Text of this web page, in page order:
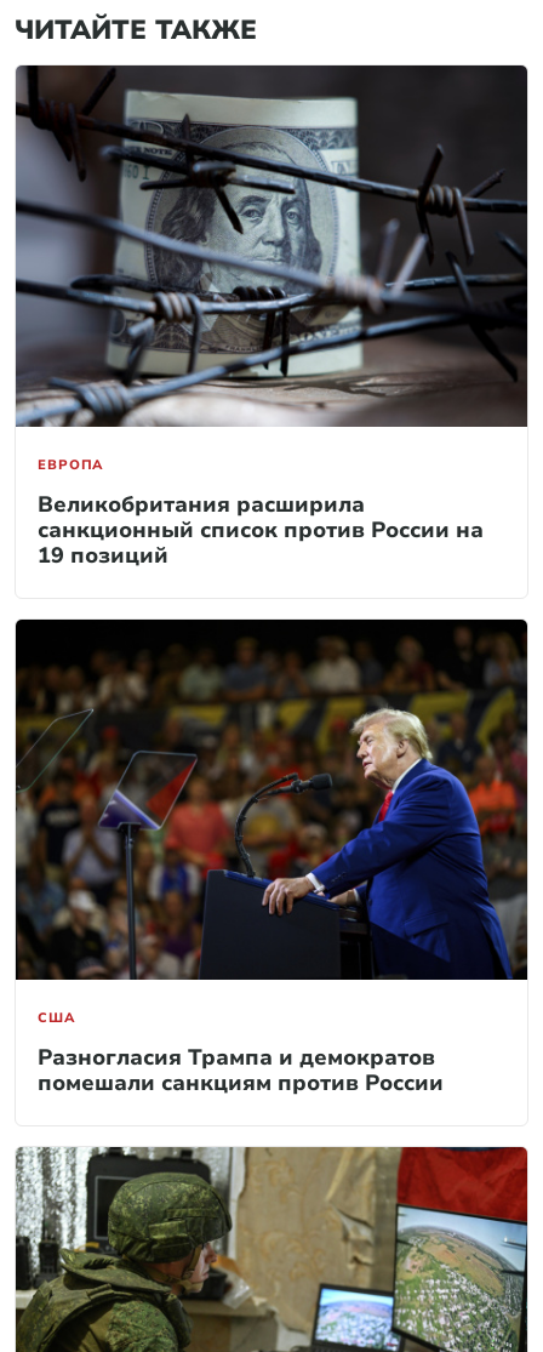
ЧИТАЙТЕ ТАКЖЕ
ЕВРОПА
Великобритания расширила
санкционный список против России на
19 позиций
США
Разногласия Трампа и демократов
помешали санкциям против России